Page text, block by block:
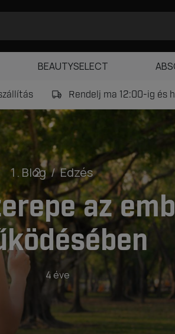
Rendelj ma 12:00-ig és
Blog Edzés
az
4 éve
BEAUTYSELECT